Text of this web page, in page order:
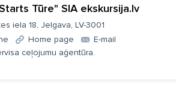
Tūre" SIA ekskursija.lv
iela 18, Jelgava, LV-3001
Home page
E-mail
ceļojumu aģentūra.